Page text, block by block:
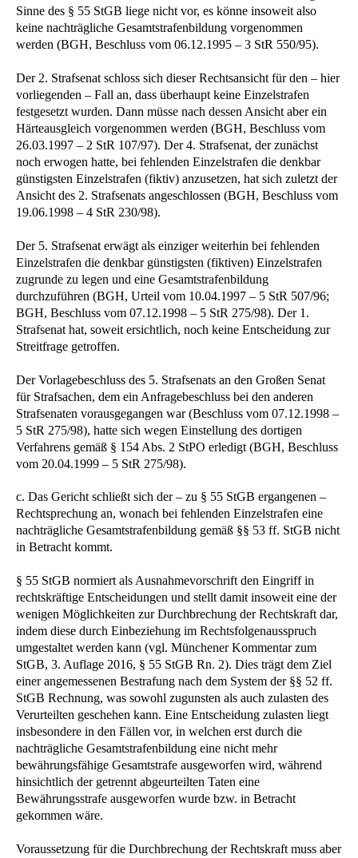
Sinne des § 55 StGB liege nicht vor, es könne insoweit also
keine nachträgliche Gesamtstrafenbildung vorgenommen
werden (BGH, Beschluss vom 06.12.1995 – 3 StR 550/95).
Der 2. Strafsenat schloss sich dieser Rechtsansicht für den – hier
vorliegenden – Fall an, dass überhaupt keine Einzelstrafen
festgesetzt wurden. Dann müsse nach dessen Ansicht aber ein
Härteausgleich vorgenommen werden (BGH, Beschluss vom
26.03.1997 – 2 StR 107/97). Der 4. Strafsenat, der zunächst
noch erwogen hatte, bei fehlenden Einzelstrafen die denkbar
günstigsten Einzelstrafen (fiktiv) anzusetzen, hat sich zuletzt der
Ansicht des 2. Strafsenats angeschlossen (BGH, Beschluss vom
19.06.1998 – 4 StR 230/98).
Der 5. Strafsenat erwägt als einziger weiterhin bei fehlenden
Einzelstrafen die denkbar günstigsten (fiktiven) Einzelstrafen
zugrunde zu legen und eine Gesamtstrafenbildung
durchzuführen (BGH, Urteil vom 10.04.1997 – 5 StR 507/96;
BGH, Beschluss vom 07.12.1998 – 5 StR 275/98). Der 1.
Strafsenat hat, soweit ersichtlich, noch keine Entscheidung zur
Streitfrage getroffen.
Der Vorlagebeschluss des 5. Strafsenats an den Großen Senat
für Strafsachen, dem ein Anfragebeschluss bei den anderen
Strafsenaten vorausgegangen war (Beschluss vom 07.12.1998 –
5 StR 275/98), hatte sich wegen Einstellung des dortigen
Verfahrens gemäß § 154 Abs. 2 StPO erledigt (BGH, Beschluss
vom 20.04.1999 – 5 StR 275/98).
c. Das Gericht schließt sich der – zu § 55 StGB ergangenen –
Rechtsprechung an, wonach bei fehlenden Einzelstrafen eine
nachträgliche Gesamtstrafenbildung gemäß §§ 53 ff. StGB nicht
in Betracht kommt.
§ 55 StGB normiert als Ausnahmevorschrift den Eingriff in
rechtskräftige Entscheidungen und stellt damit insoweit eine der
wenigen Möglichkeiten zur Durchbrechung der Rechtskraft dar,
indem diese durch Einbeziehung im Rechtsfolgenausspruch
umgestaltet werden kann (vgl. Münchener Kommentar zum
StGB, 3. Auflage 2016, § 55 StGB Rn. 2). Dies trägt dem Ziel
einer angemessenen Bestrafung nach dem System der §§ 52 ff.
StGB Rechnung, was sowohl zugunsten als auch zulasten des
Verurteilten geschehen kann. Eine Entscheidung zulasten liegt
insbesondere in den Fällen vor, in welchen erst durch die
nachträgliche Gesamtstrafenbildung eine nicht mehr
bewährungsfähige Gesamtstrafe ausgeworfen wird, während
hinsichtlich der getrennt abgeurteilten Taten eine
Bewährungsstrafe ausgeworfen wurde bzw. in Betracht
gekommen wäre.
Voraussetzung für die Durchbrechung der Rechtskraft muss aber